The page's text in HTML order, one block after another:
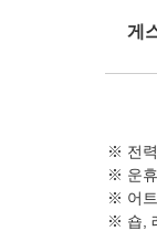
게
전
운
어
숍,